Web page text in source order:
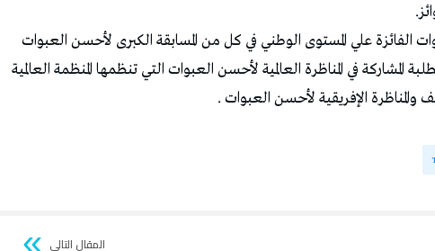
الفائزة علي المستوى الوطني في كل من المسابقة الكبرى لأحسن العبوات
في المناظرة العالمية لأحسن العبوات التي تنظمها المنظمة العالمية
والمناظرة الإفريقية لأحسن العبوات .